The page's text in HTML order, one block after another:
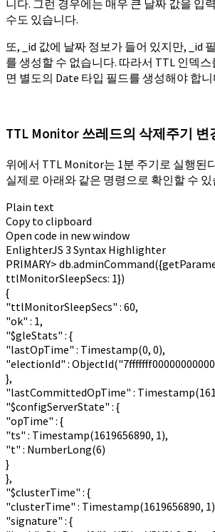
니다. 그런 경우에는 매우 큰 날짜 값을 입
수도 있습니다.
또, _id 값에 날짜 정보가 들어 있지만, _id
를 생성할 수 없습니다. 따라서 TTL 인덱
면 별도의 Date 타입 필드를 생성해야 합니
TTL Monitor 쓰레드의 삭제주기 변
위에서 TTL Monitor는 1분 주기로 실행된
실제로 아래와 같은 명령으로 확인할 수 있
Plain text
Copy to clipboard
Open code in new window
EnlighterJS 3 Syntax Highlighter
PRIMARY> db.adminCommand({
ttlMonitorSleepSecs: 1})
{
"ttlMonitorSleepSecs" : 60,
"ok" : 1,
"$gleStats" : {
"lastOpTime" : Timestamp(0, 0),
"electionId" : ObjectId(
},
"lastCommittedOpTime" : Timestamp(
"$configServerState" : {
"opTime" : {
"ts" : Timestamp(1619656890, 1),
"t" : NumberLong(6)
}
},
"$clusterTime" : {
"clusterTime" : Timestamp(1619656890, 1)
"signature" : {